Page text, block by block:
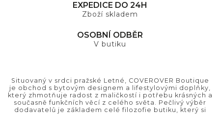
EXPEDICE DO 24H
Zboží skladem
OSOBNÍ ODBĚR
V butiku
Situovaný v srdci pražské Letné, COVEROVER Boutique
je obchod s bytovým designem a lifestylovými doplňky,
který zhmotňuje radost z maličkostí i potřebu krásných a
současně funkčních věcí z celého světa. Pečlivý výběr
dodavatelů je základem celé filozofie butiku, který si